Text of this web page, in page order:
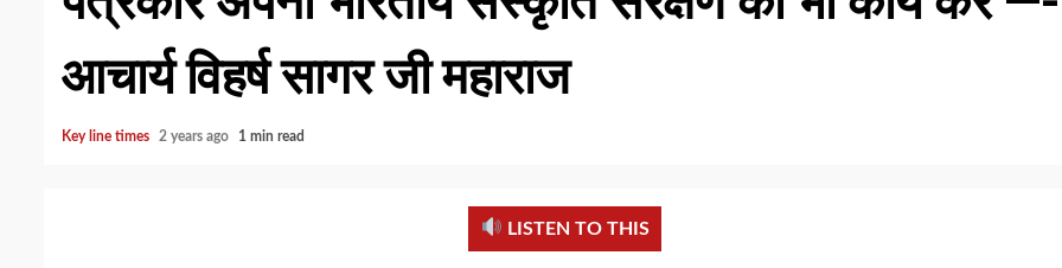
आचार्य विहर्ष सागर जी महाराज
Key line times 2 years ago 1 min read
LISTEN TO THIS